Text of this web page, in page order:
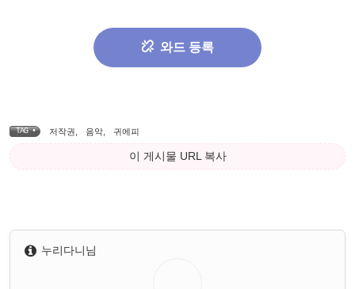
와드 등록
TAG • 저작권 음악 귀에피
이 게시물 URL 복사
누리다니님